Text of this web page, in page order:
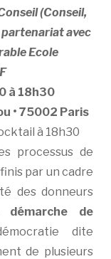
(Conseil,
avec
Ecole
à 18h30
• 75002 Paris
à 18h30
processus de
par un cadre
des donneurs
démarche de
dite
de plusieurs